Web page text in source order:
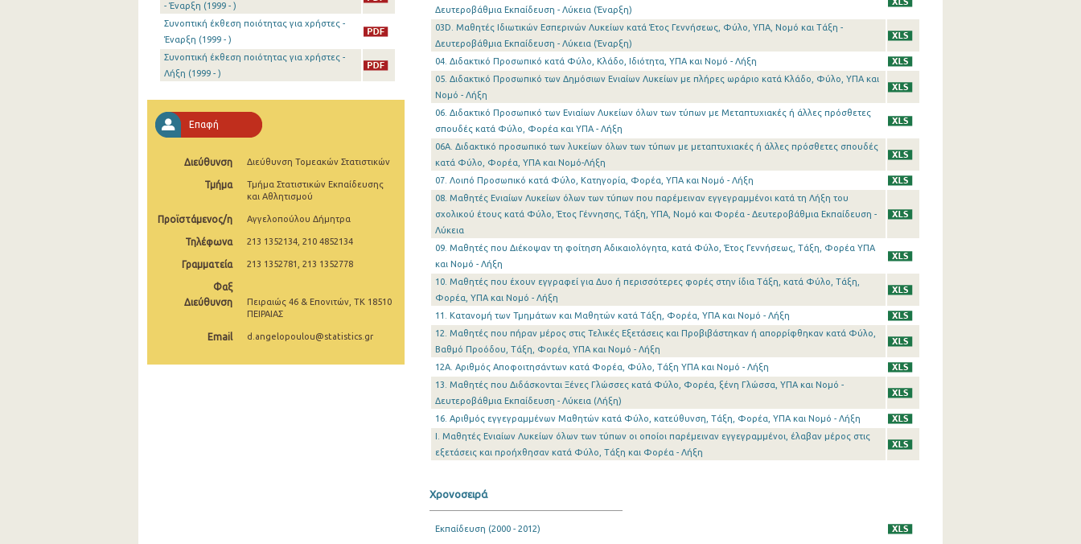
2011
2010
2009
2007
2006
2004
2002
2000
1999
- Έναρξη (1999 - )
Συνοπτική έκθεση ποιότητας για χρήστες -
Έναρξη (1999 - )
Συνοπτική έκθεση ποιότητας για χρήστες -
Λήξη (1999 - )
Επαφή
Διεύθυνση Διεύθυνση Τομεακών Στατιστικών
Τμήμα
Τμήμα Στατιστικών Εκπαίδευσης
και Αθλητισμού
Προϊστάμενος/η Αγγελοπούλου Δήμητρα
Τηλέφωνα 213 1352134, 210 4852134
Γραμματεία 213 1352781, 213 1352778
Φαξ
Διεύθυνση
Πειραιώς 46 & Επονιτών, ΤΚ 18510
ΠΕΙΡΑΙΑΣ
Email d.angelopoulou@statistics.gr
Δευτεροβάθμια Εκπαίδευση - Λύκεια (Έναρξη)
03D. Μαθητές Ιδιωτικών Εσπερινών Λυκείων κατά Έτος Γεννήσεως, Φύλο, ΥΠΑ, Νομό και Τάξη -
Δευτεροβάθμια Εκπαίδευση - Λύκεια (Έναρξη)
04. Διδακτικό Προσωπικό κατά Φύλο, Κλάδο, Ιδιότητα, ΥΠΑ και Νομό - Λήξη
05. Διδακτικό Προσωπικό των Δημόσιων Ενιαίων Λυκείων με πλήρες ωράριο κατά Κλάδο, Φύλο, ΥΠΑ και
Νομό - Λήξη
06. Διδακτικό Προσωπικό των Ενιαίων Λυκείων όλων των τύπων με Μεταπτυχιακές ή άλλες πρόσθετες
σπουδές κατά Φύλο, Φορέα και ΥΠΑ - Λήξη
06A. Διδακτικό προσωπικό των λυκείων όλων των τύπων με μεταπτυχιακές ή άλλες πρόσθετες σπουδές
κατά Φύλο, Φορέα, ΥΠΑ και Νομό-Λήξη
07. Λοιπό Προσωπικό κατά Φύλο, Κατηγορία, Φορέα, ΥΠΑ και Νομό - Λήξη
08. Μαθητές Ενιαίων Λυκείων όλων των τύπων που παρέμειναν εγγεγραμμένοι κατά τη Λήξη του
σχολικού έτους κατά Φύλο, Έτος Γέννησης, Τάξη, ΥΠΑ, Νομό και Φορέα - Δευτεροβάθμια Εκπαίδευση -
Λύκεια
09. Μαθητές που Διέκοψαν τη φοίτηση Αδικαιολόγητα, κατά Φύλο, Έτος Γεννήσεως, Τάξη, Φορέα ΥΠΑ
και Νομό - Λήξη
10. Μαθητές που έχουν εγγραφεί για Δυο ή περισσότερες φορές στην ίδια Τάξη, κατά Φύλο, Τάξη,
Φορέα, ΥΠΑ και Νομό - Λήξη
11. Κατανομή των Τμημάτων και Μαθητών κατά Τάξη, Φορέα, ΥΠΑ και Νομό - Λήξη
12. Μαθητές που πήραν μέρος στις Τελικές Εξετάσεις και Προβιβάστηκαν ή απορρίφθηκαν κατά Φύλο,
Βαθμό Προόδου, Τάξη, Φορέα, ΥΠΑ και Νομό - Λήξη
12A. Αριθμός Αποφοιτησάντων κατά Φορέα, Φύλο, Τάξη ΥΠΑ και Νομό - Λήξη
13. Μαθητές που Διδάσκονται Ξένες Γλώσσες κατά Φύλο, Φορέα, ξένη Γλώσσα, ΥΠΑ και Νομό -
Δευτεροβάθμια Εκπαίδευση - Λύκεια (Λήξη)
16. Αριθμός εγγεγραμμένων Μαθητών κατά Φύλο, κατεύθυνση, Τάξη, Φορέα, ΥΠΑ και Νομό - Λήξη
I. Μαθητές Ενιαίων Λυκείων όλων των τύπων οι οποίοι παρέμειναν εγγεγραμμένοι, έλαβαν μέρος στις
εξετάσεις και προήχθησαν κατά Φύλο, Τάξη και Φορέα - Λήξη
Χρονοσειρά
Εκπαίδευση (2000 - 2012)